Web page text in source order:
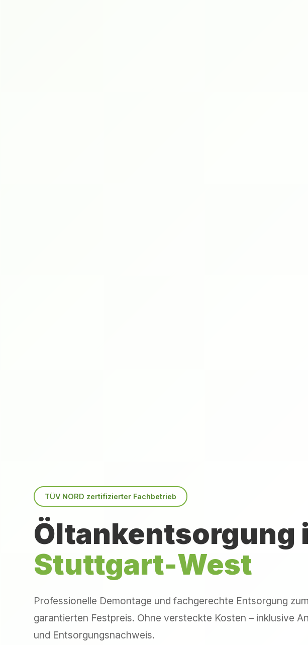
TÜV NORD zertifizierter Fachbetrieb
Öltankentsorgung
Stuttgart-West
Professionelle Demontage und fachgerechte Entsorgung zum
garantierten Festpreis. Ohne versteckte Kosten – inklusive
und Entsorgungsnachweis.